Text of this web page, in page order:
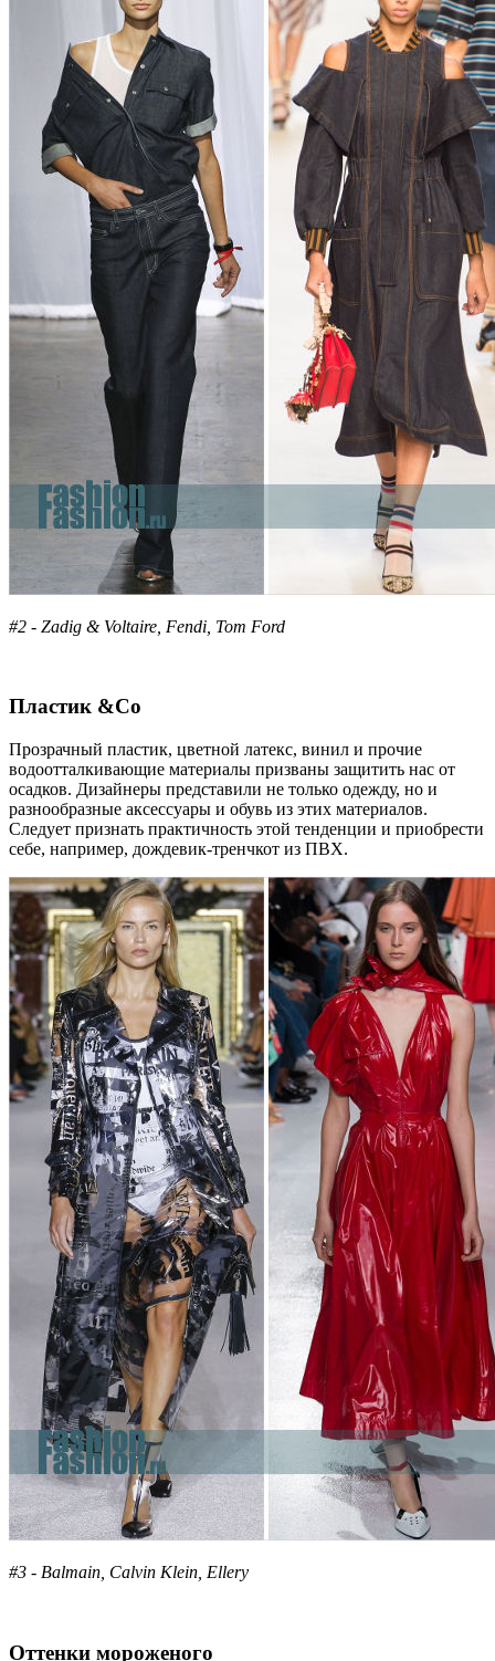
#2 - Zadig & Voltaire, Fendi, Tom Ford
Пластик &Co
Прозрачный пластик, цветной латекс, винил и прочие
водоотталкивающие материалы призваны защитить нас от
осадков. Дизайнеры представили не только одежду, но и
разнообразные аксессуары и обувь из этих материалов.
Следует признать практичность этой тенденции и приобрести
себе, например, дождевик-тренчкот из ПВХ.
#3 - Balmain, Calvin Klein, Ellery
Оттенки мороженого